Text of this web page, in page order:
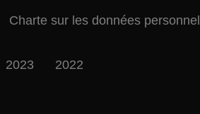
Charte sur les données
2023 2022